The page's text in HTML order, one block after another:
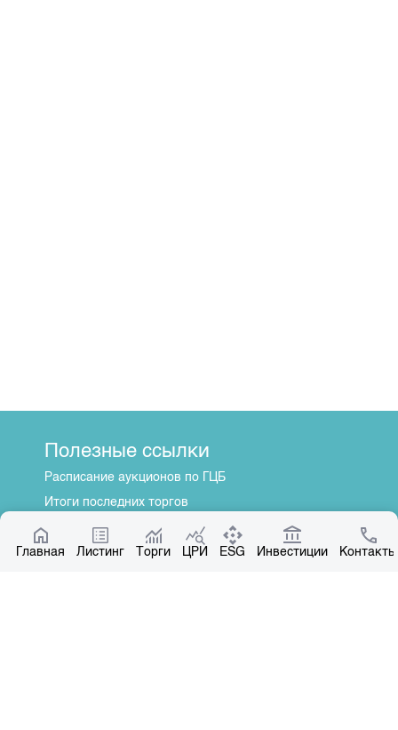
Главная Листинг Торги ЦРИ ESG Инвестиции Контакты
Полезные ссылки
Расписание аукционов по ГЦБ
Итоги последних торгов
Котировки по ЦБ
Центр раскрытия информации